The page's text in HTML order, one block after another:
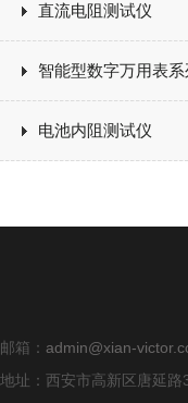
直流电阻测试仪
智能型数字万用表系
电池内阻测试仪
邮箱： admin@xian-
地址：西安市高新区唐延